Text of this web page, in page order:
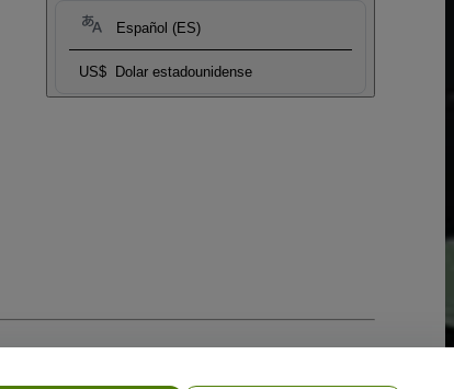
Español (ES)
US$ Dolar estadounidense